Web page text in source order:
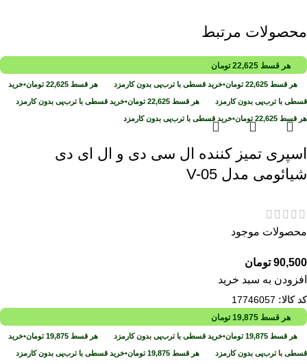
محصولات مرتبط
هر قسط 22,625 تومان
هر قسط 22,625 تومان•خرید قسطی با ترب‌پی بدون کارمزد هر قسط 22,625 تومان•خرید
قسطی با ترب‌پی بدون کارمزد هر قسط 22,625 تومان•خرید قسطی با ترب‌پی بدون کارمزد
هر قسط 22,625 تومان•خرید قسطی با ترب‌پی بدون کارمزد
اسپری تمیز کننده ال سی دی و ال ای دی
شیائومی مدل V-05
محصولات موجود
90,500 تومان
افزودن به سبد خرید
کد کالا: 17746057
هر قسط 19,875 تومان
هر قسط 19,875 تومان•خرید قسطی با ترب‌پی بدون کارمزد هر قسط 19,875 تومان•خرید
قسطی با ترب‌پی بدون کارمزد هر قسط 19,875 تومان•خرید قسطی با ترب‌پی بدون کارمزد